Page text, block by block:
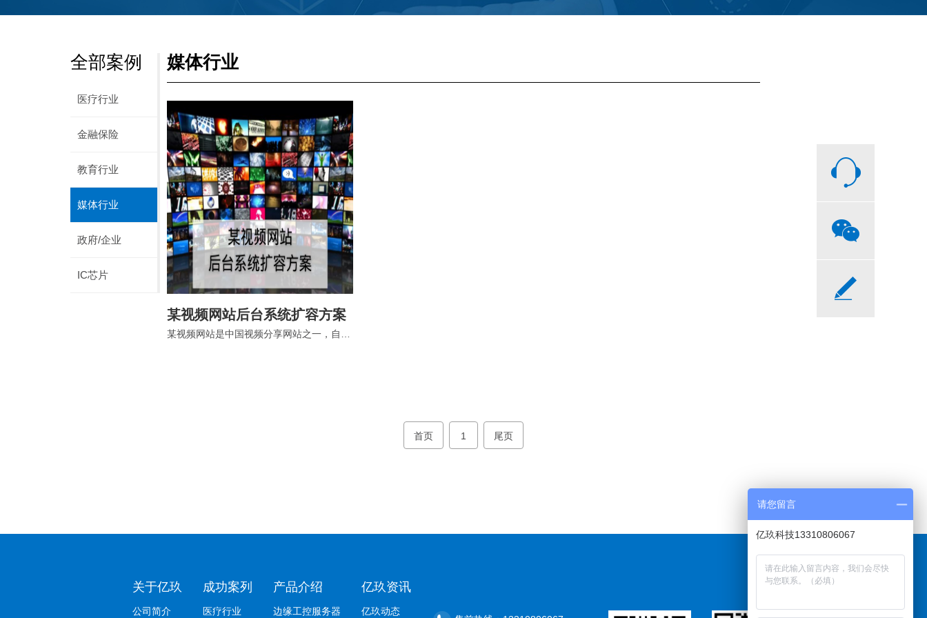
全部案例
医疗行业
金融保险
教育行业
媒体行业
政府/企业
IC芯片
媒体行业
某视频网站后台系统扩容方案
首页 1 尾页
关于亿玖
公司简介
成功案列
医疗行业
产品介绍
边缘工控服务器
亿玖资讯
亿玖动态
请您留言
亿玖科技13310806067